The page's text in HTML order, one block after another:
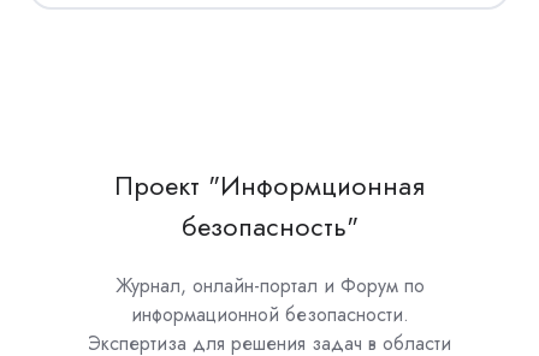
Проект "Информционная
безопасность"
Журнал, онлайн-портал и Форум по
информационной безопасности.
Экспертиза для решения задач в области